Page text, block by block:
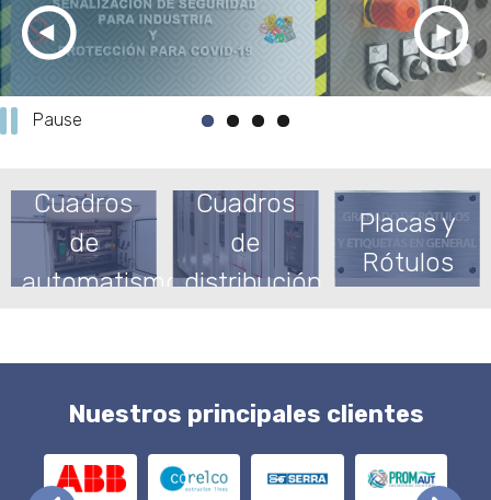
Descárgate el catálogo de protección COVI-19
Pause
Cuadros
de
automatismos
Cuadros
de
distribución
Placas y
Rótulos
Nuestros principales clientes